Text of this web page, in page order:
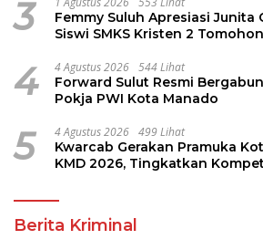
3
Femmy Suluh Apresiasi Junita
Siswi SMKS Kristen 2
4 4 Agustus 2026 544 Lihat
Forward Sulut Resmi
Pokja PWI Kota Manado
5 4 Agustus 2026 499 Lihat
Kwarcab Gerakan Pramuka
KMD 2026, Tingkatkan
Berita Kriminal